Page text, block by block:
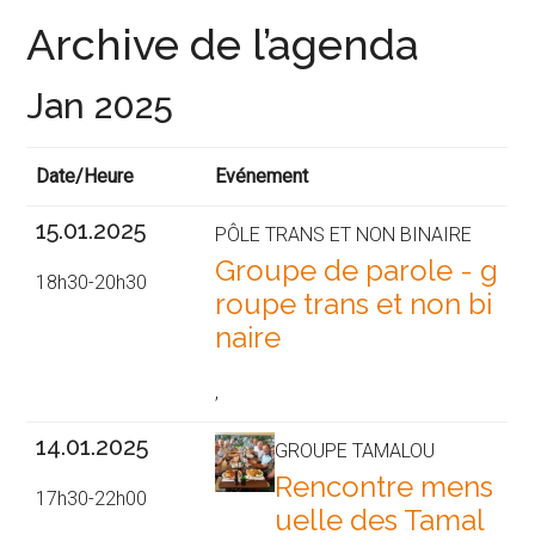
Archive de l’agenda
Jan 2025
Date/Heure Evénement
15.01.2025
18h30-20h30
PÔLE TRANS ET NON BINAIRE
Groupe de parole - g
roupe trans et non bi
naire
,
14.01.2025
17h30-22h00
GROUPE TAMALOU
Rencontre mens
uelle des Tamal